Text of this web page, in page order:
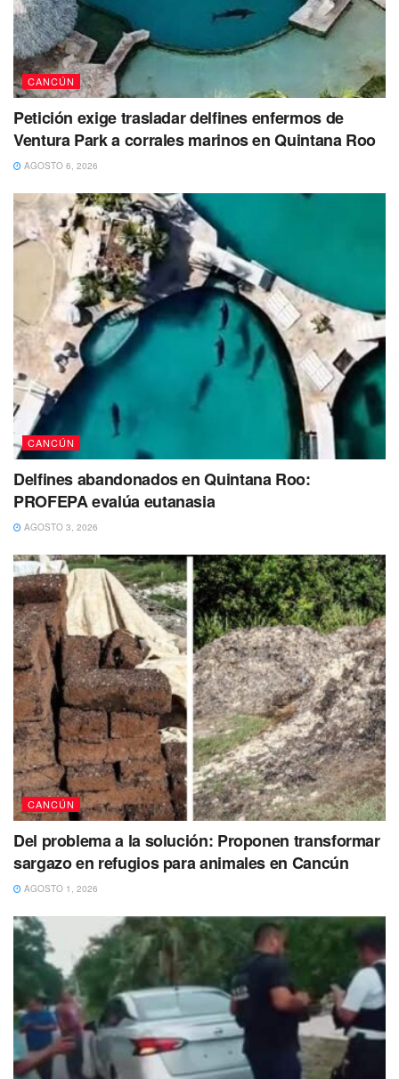
con los presuntos responsables de este ataque armado. A
pesar de los esfuerzos desplegados, hasta el momento no
se ha logrado su captura.
Es importante mencionar que este hecho violento se suma
a otro ocurrido horas antes en el fraccionamiento Paseos
del Mar, donde un joven fue asesinado a balazos.
Estas ejecuciones han generado preocupación e inquietud
en la comunidad, ya que representan un aumento en la
violencia en la región.
#Cancun
𝙘𝙞𝙪𝙙𝙖𝙙𝙖𝙣𝙤𝙨 𝙘𝙪𝙖𝙣𝙙𝙤 𝙖𝙨𝙖𝙡𝙩ó 𝙖 𝙪𝙣𝙖
𝙢𝙪𝙟𝙚𝙧 𝙚𝙣 𝙡𝙖 𝘾𝙖𝙣𝙘ú𝙣 𝙈𝙖𝙡𝙡
#Comparte
#Entératehttps://t.co/opDUXrNYqa
pic.twitter.com/gbkLmQmPwa
— cancunaldi2 (@cancunaldi2)June 16,
2023
Se espera que se refuercen las medidas de seguridad en
la zona y se implementen estrategias para prevenir futuros
actos de violencia.
CANCÚN
Petición exige trasladar delfines enfermos de
Ventura Park a corrales marinos en Quintana Roo
AGOSTO 6, 2026
CANCÚN
Delfines abandonados en Quintana Roo:
PROFEPA evalúa eutanasia
AGOSTO 3, 2026
CANCÚN
Del problema a la solución: Proponen transformar
sargazo en refugios para animales en Cancún
AGOSTO 1, 2026